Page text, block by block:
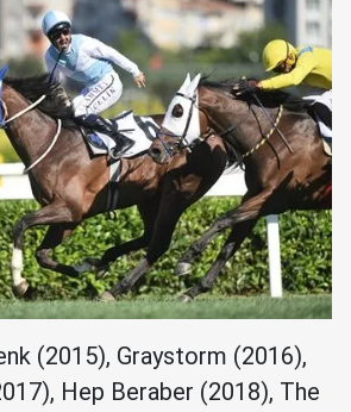
(2015), Graystorm (2016),
Hep Beraber (2018), The